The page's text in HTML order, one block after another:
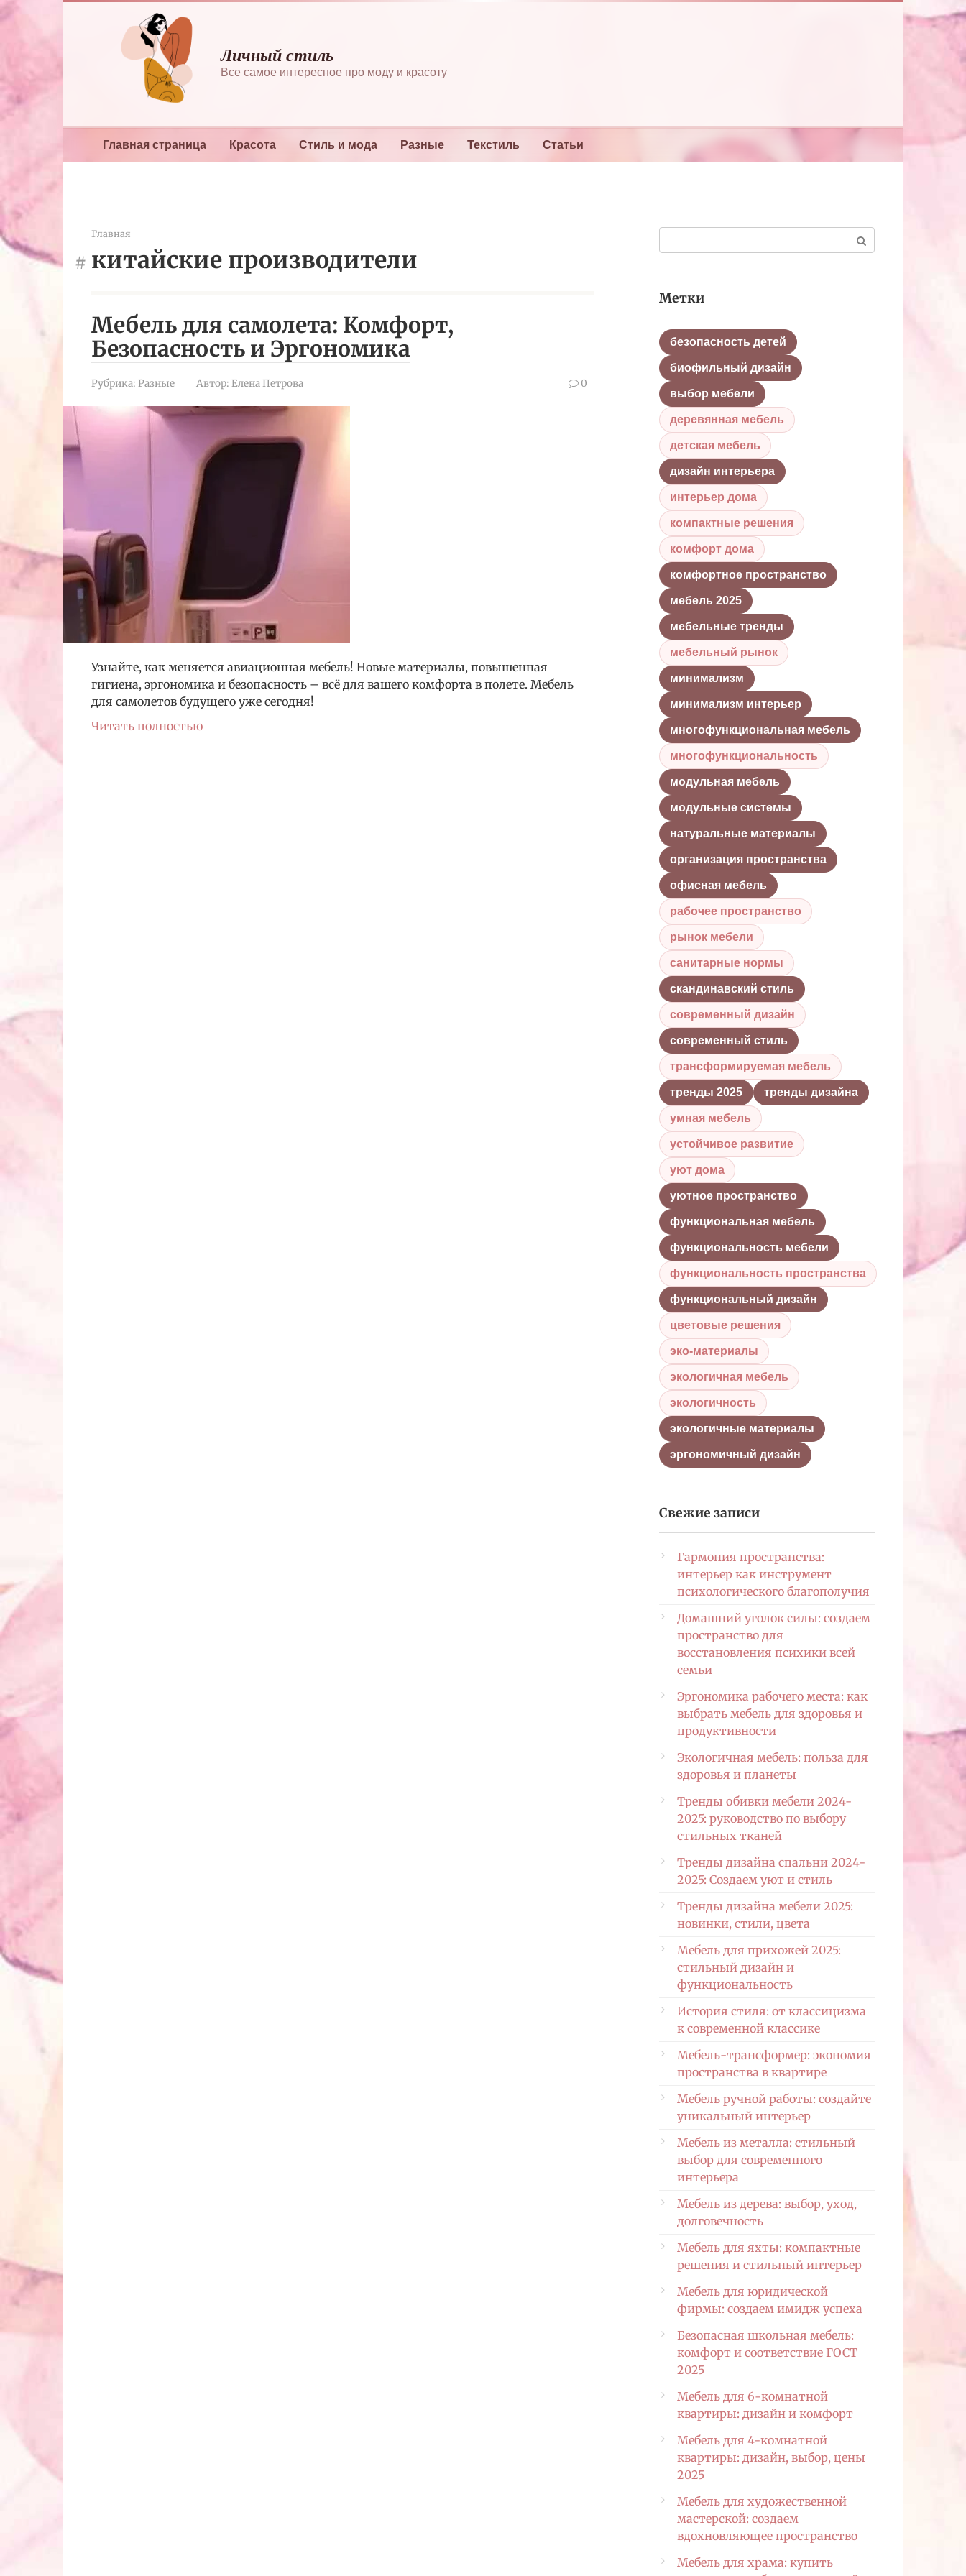
Перейти
к
Личный стиль
Все самое интересное про моду и красоту
Главная страница Красота Стиль и мода Разные Текстиль Статьи
Главная
китайские производители
Мебель для самолета: Комфорт,
Безопасность и Эргономика
Рубрика: Разные Автор: Елена Петрова 0
Узнайте, как меняется авиационная мебель! Новые материалы, повышенная
гигиена, эргономика и безопасность – всё для вашего комфорта в полете. Мебель
для самолетов будущего уже сегодня!
Читать полностью
Метки
безопасность детей
биофильный дизайн
выбор мебели
деревянная мебель
детская мебель
дизайн интерьера
интерьер дома
компактные решения
комфорт дома
комфортное пространство
мебель 2025
мебельные тренды
мебельный рынок
минимализм
минимализм интерьер
многофункциональная мебель
многофункциональность
модульная мебель
модульные системы
натуральные материалы
организация пространства
офисная мебель
рабочее пространство
рынок мебели
санитарные нормы
скандинавский стиль
современный дизайн
современный стиль
трансформируемая мебель
тренды 2025 тренды дизайна
умная мебель
устойчивое развитие
уют дома
уютное пространство
функциональная мебель
функциональность мебели
функциональность пространства
функциональный дизайн
цветовые решения
эко-материалы
экологичная мебель
экологичность
экологичные материалы
эргономичный дизайн
Свежие записи
Гармония пространства:
интерьер как инструмент
психологического благополучия
Домашний уголок силы: создаем
пространство для
восстановления психики всей
семьи
Эргономика рабочего места: как
выбрать мебель для здоровья и
продуктивности
Экологичная мебель: польза для
здоровья и планеты
Тренды обивки мебели 2024-
2025: руководство по выбору
стильных тканей
Тренды дизайна спальни 2024-
2025: Создаем уют и стиль
Тренды дизайна мебели 2025:
новинки, стили, цвета
Мебель для прихожей 2025:
стильный дизайн и
функциональность
История стиля: от классицизма
к современной классике
Мебель-трансформер: экономия
пространства в квартире
Мебель ручной работы: создайте
уникальный интерьер
Мебель из металла: стильный
выбор для современного
интерьера
Мебель из дерева: выбор, уход,
долговечность
Мебель для яхты: компактные
решения и стильный интерьер
Мебель для юридической
фирмы: создаем имидж успеха
Безопасная школьная мебель:
комфорт и соответствие ГОСТ
2025
Мебель для 6-комнатной
квартиры: дизайн и комфорт
Мебель для 4-комнатной
квартиры: дизайн, выбор, цены
2025
Мебель для художественной
мастерской: создаем
вдохновляющее пространство
Мебель для храма: купить